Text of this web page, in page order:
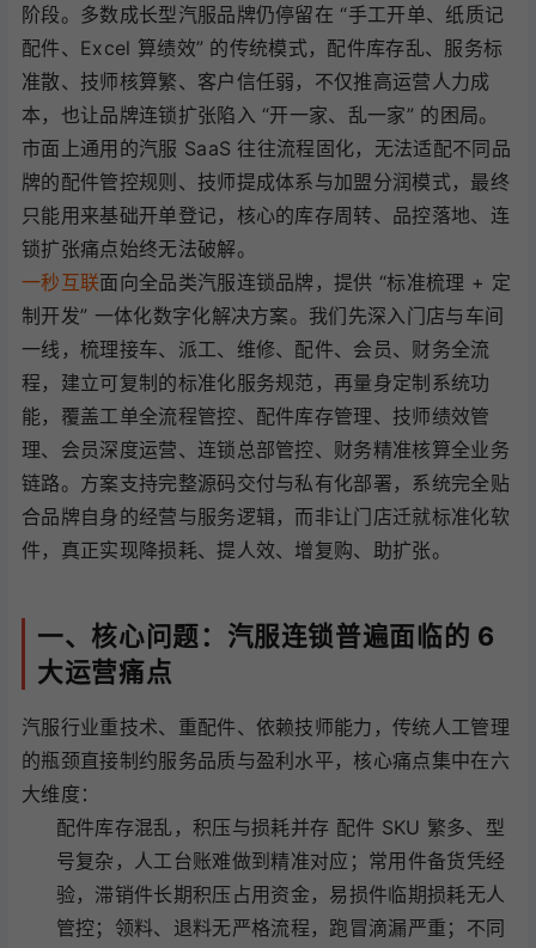
阶段。多数成长型汽服品牌仍停留在 “手工开单、纸质记
配件、Excel 算绩效” 的传统模式，配件库存乱、服务标
准散、技师核算繁、客户信任弱，不仅推高运营人力成
本，也让品牌连锁扩张陷入 “开一家、乱一家” 的困局。
市面上通用的汽服 SaaS 往往流程固化，无法适配不同品
牌的配件管控规则、技师提成体系与加盟分润模式，最终
只能用来基础开单登记，核心的库存周转、品控落地、连
锁扩张痛点始终无法破解。
一秒互联面向全品类汽服连锁品牌，提供 “标准梳理 + 定
制开发” 一体化数字化解决方案。我们先深入门店与车间
一线，梳理接车、派工、维修、配件、会员、财务全流
程，建立可复制的标准化服务规范，再量身定制系统功
能，覆盖工单全流程管控、配件库存管理、技师绩效管
理、会员深度运营、连锁总部管控、财务精准核算全业务
链路。方案支持完整源码交付与私有化部署，系统完全贴
合品牌自身的经营与服务逻辑，而非让门店迁就标准化软
件，真正实现降损耗、提人效、增复购、助扩张。
一、核心问题：汽服连锁普遍面临的 6
大运营痛点
汽服行业重技术、重配件、依赖技师能力，传统人工管理
的瓶颈直接制约服务品质与盈利水平，核心痛点集中在六
大维度：
配件库存混乱，积压与损耗并存 配件 SKU 繁多、型
号复杂，人工台账难做到精准对应；常用件备货凭经
验，滞销件长期积压占用资金，易损件临期损耗无人
管控；领料、退料无严格流程，跑冒滴漏严重；不同